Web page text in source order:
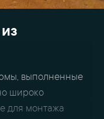
выполненные
широко
для монтажа